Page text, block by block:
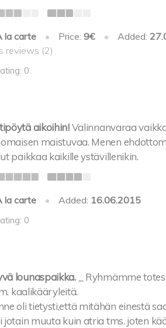
la carte • Price: 9€ • Added:
reviews (2)
0
aikoihin!Valinnanvaraa
maistuvaa. Menen
paikkaa kaikille ystävillenikin.
la carte • Added: 16.06.2015
0
lounaspaikka.
_ Ryhmämme
kaalikääryleitä.
oli tietysti,että mitähän einestä
jotain muuta kuin atria tms. joten